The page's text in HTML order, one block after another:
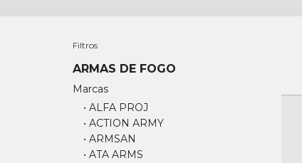
Filtros
ARMAS DE FOGO
Marcas
• ALFA PROJ
• ACTION ARMY
• ARMSAN
• ATA ARMS